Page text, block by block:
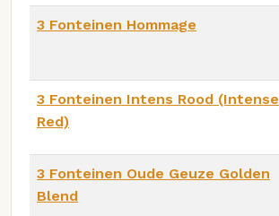
3 Fonteinen Hommage
3 Fonteinen Intens Rood (Intense
Red)
3 Fonteinen Oude Geuze Golden
Blend